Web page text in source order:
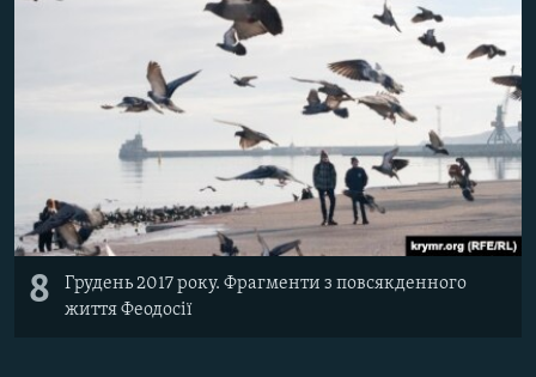
8
Грудень 2017 року. Фрагменти з повсякденного
життя Феодосії